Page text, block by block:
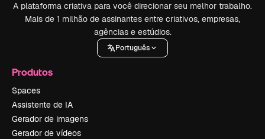
A plataforma criativa para você direcionar seu melhor trabalho.
Mais de 1 milhão de assinantes entre criativos, empresas,
agências e estúdios.
Português
Produtos
Spaces
Assistente de IA
Gerador de imagens
Gerador de vídeos